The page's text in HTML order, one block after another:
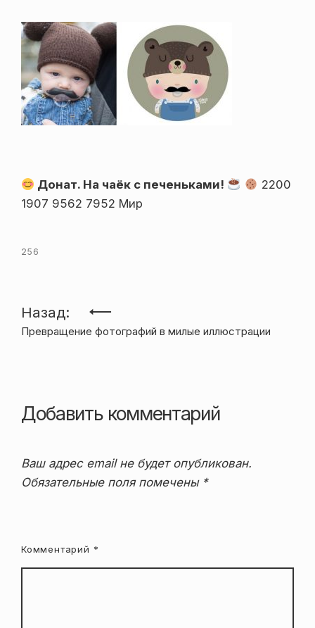
Донат. На чаёк с печеньками!
2200
1907 9562 7952 Мир
256
Навигация
по
Назад:
Превращение фотографий в милые иллюстрации
Добавить комментарий
Ваш адрес email не будет опубликован.
Обязательные поля помечены *
Комментарий *